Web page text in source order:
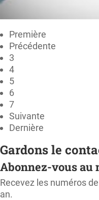
Première
Précédente
3
4
5
6
7
Suivante
Dernière
Gardons le
Abonnez-vous au
Recevez les numéros
an.